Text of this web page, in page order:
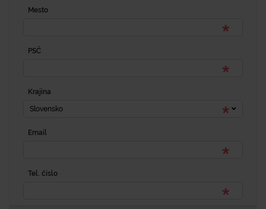
Mesto
PSČ
Krajina
Slovensko
Email
Tel. číslo